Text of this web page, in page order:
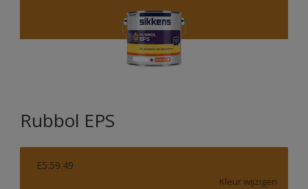
Rubbol EPS
E5.59.49
Kleur wijzigen